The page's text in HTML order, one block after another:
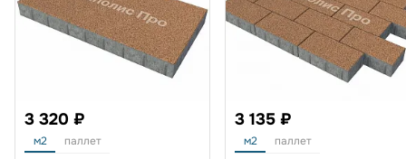
3 320 ₽
м2 паллет
3 135 ₽
м2 паллет